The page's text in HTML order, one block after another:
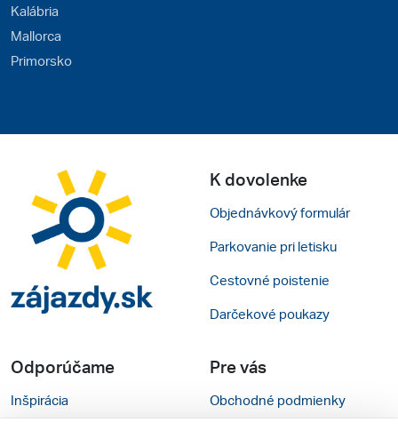
Kalábria
Mallorca
Primorsko
K dovolenke
Objednávkový formulár
Parkovanie pri letisku
Cestovné poistenie
Darčekové poukazy
Odporúčame
Inšpirácia
Pre vás
Obchodné podmienky